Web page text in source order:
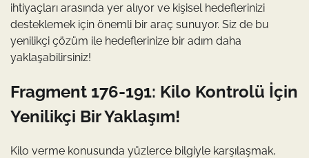
ihtiyaçları arasında yer alıyor ve kişisel hedeflerinizi
desteklemek için önemli bir araç sunuyor. Siz de bu
yenilikçi çözüm ile hedeflerinize bir adım daha
yaklaşabilirsiniz!
Fragment 176-191: Kilo Kontrolü İçin
Yenilikçi Bir Yaklaşım!
Kilo verme konusunda yüzlerce bilgiyle karşılaşmak,